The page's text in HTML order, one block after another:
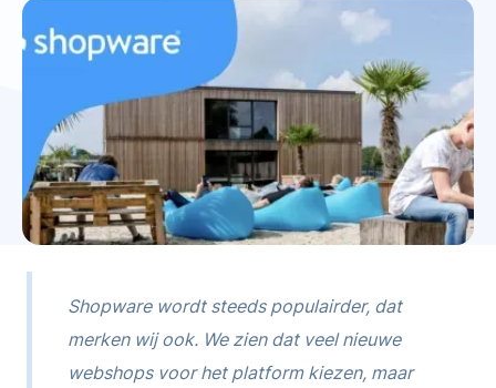
Shopware wordt steeds populairder, dat
merken wij ook. We zien dat veel nieuwe
webshops voor het platform kiezen, maar